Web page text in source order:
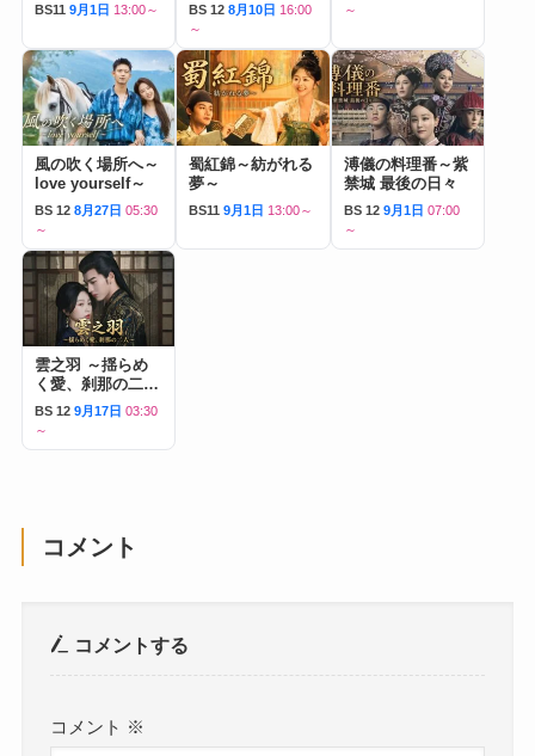
BS11 9月1日 13:00～ BS 12 8月10日 16:00
～
～
風の吹く場所へ～
love yourself～
BS 12 8月27日 05:30
～
蜀紅錦～紡がれる
夢～
BS11 9月1日 13:00～
溥儀の料理番～紫
禁城 最後の日々
BS 12 9月1日 07:00
～
雲之羽 ～揺らめ
く愛、刹那の二人
～
BS 12 9月17日 03:30
～
コメント
コメントする
コメント ※